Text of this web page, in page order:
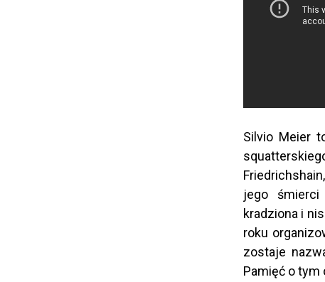
Silvio Meier
jego
kradziona i
roku
zostaje
Pamięć o tym